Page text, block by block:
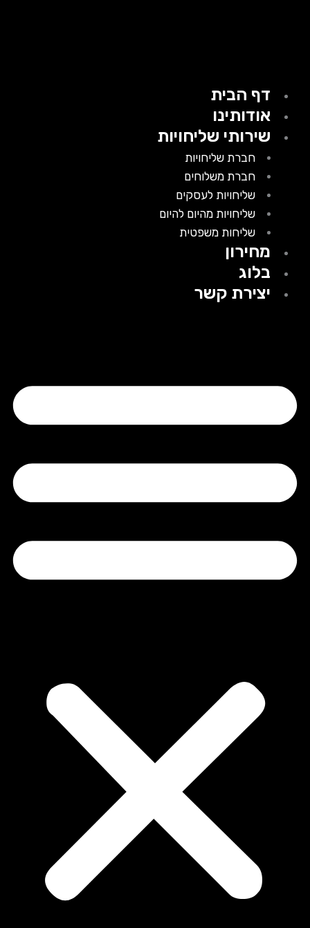
דף הבית
אודותינו
שירותי שליחויות
חברת שליחויות
חברת משלוחים
שליחויות לעסקים
שליחויות מהיום להיום
שליחות משפטית
מחירון
בלוג
יצירת קשר